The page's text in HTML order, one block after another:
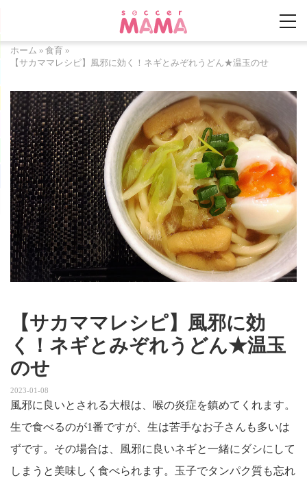
ホーム » 食育 »
【サカママレシピ】風邪に効く！ネギとみぞれうどん★温玉のせ
【サカママレシピ】風邪に効
く！ネギとみぞれうどん★温玉
のせ
2023-01-08
風邪に良いとされる大根は、喉の炎症を鎮めてくれます。
生で食べるのが1番ですが、生は苦手なお子さんも多いは
ずです。その場合は、風邪に良いネギと一緒にダシにして
しまうと美味しく食べられます。玉子でタンパク質も忘れ